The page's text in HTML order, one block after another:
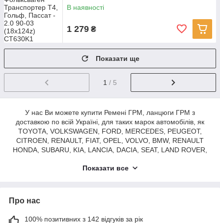
В наявності
1 279 ₴
Показати ще
1 / 5
У нас Ви можете купити Ремені ГРМ, ланцюги ГРМ з
доставкою по всій Україні, для таких марок автомобілів, як
TOYOTA, VOLKSWAGEN, FORD, MERCEDES, PEUGEOT,
CITROEN, RENAULT, FIAT, OPEL, VOLVO, BMW, RENAULT
HONDA, SUBARU, KIA, LANCIA, DACIA, SEAT, LAND ROVER,
JEEP, MITSUBISHI та інші.
Показати все
Про нас
100% позитивних з 142 відгуків за рік